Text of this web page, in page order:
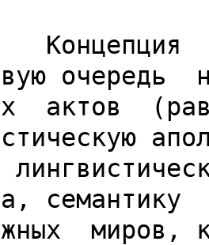
очередь
актов
семантику